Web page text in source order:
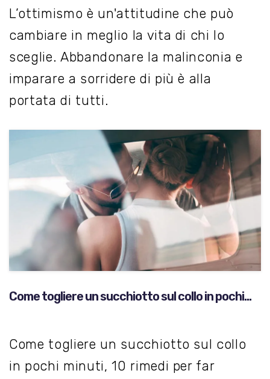
L’ottimismo è un'attitudine che può
cambiare in meglio la vita di chi lo
sceglie. Abbandonare la malinconia e
imparare a sorridere di più è alla
portata di tutti.
Come togliere un succhiotto sul collo in pochi
Come togliere un succhiotto sul collo
in pochi minuti, 10 rimedi per far